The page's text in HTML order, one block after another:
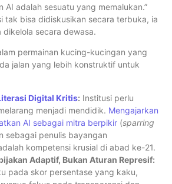
AI adalah sesuatu yang memalukan.”
tak bisa didiskusikan secara terbuka, ia
secara dewasa.
permainan kucing-kucingan yang
jalan yang lebih konstruktif untuk
Digital Kritis: Institusi perlu
menjadi mendidik. Mengajarkan
AI sebagai mitra berpikir (sparring
sebagai penulis bayangan
kompetensi krusial di abad ke-21.
Adaptif, Bukan Aturan Represif:
pada skor persentase yang kaku,